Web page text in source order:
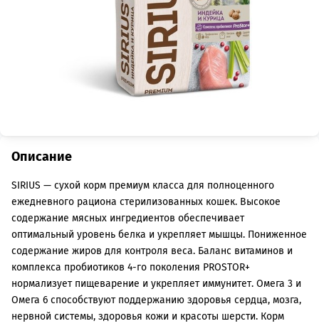
Описание
SIRIUS — сухой корм премиум класса для полноценного
ежедневного рациона стерилизованных кошек. Высокое
содержание мясных ингредиентов обеспечивает
оптимальный уровень белка и укрепляет мышцы. Пониженное
содержание жиров для контроля веса. Баланс витаминов и
комплекса пробиотиков 4-го поколения PROSTOR+
нормализует пищеварение и укрепляет иммунитет. Омега 3 и
Омега 6 способствуют поддержанию здоровья сердца, мозга,
нервной системы, здоровья кожи и красоты шерсти. Корм